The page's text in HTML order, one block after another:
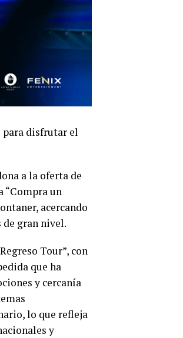
para disfrutar el
a la oferta de
“Compra un
acercando
de gran nivel.
Tour”, con
que ha
y cercanía
lo que refleja
y